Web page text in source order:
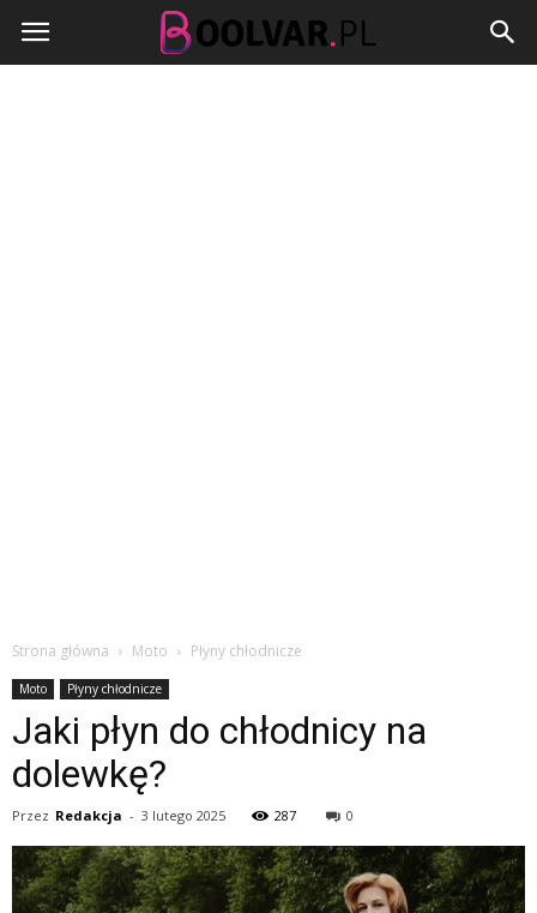
Boolvar.pl
Strona główna Moto Płyny chłodnicze
Moto Płyny chłodnicze
Jaki płyn do chłodnicy na
dolewkę?
Przez Redakcja - 3 lutego 2025 287 0